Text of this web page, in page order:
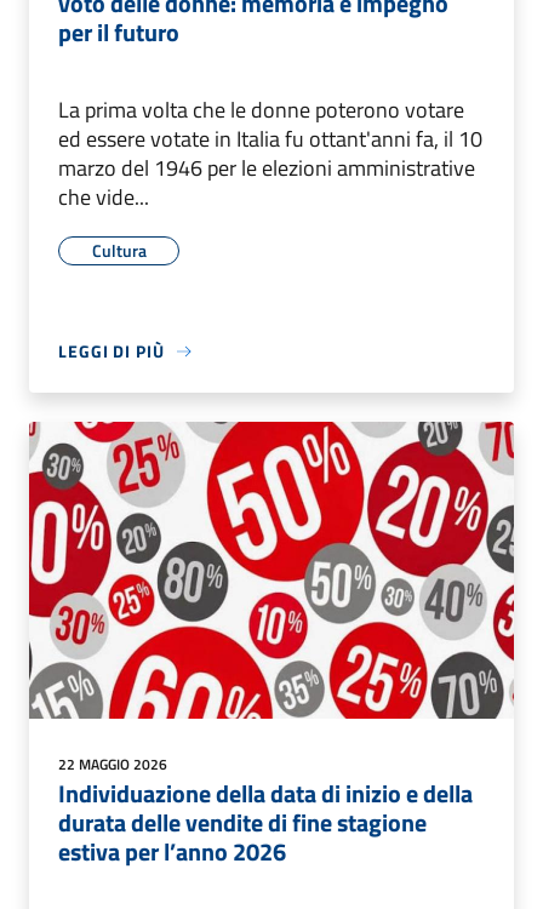
per il futuro
La prima volta che le donne poterono votare
ed essere votate in Italia fu ottant'anni fa, il 10
marzo del 1946 per le elezioni amministrative
che vide...
Cultura
LEGGI DI PIÙ
22 MAGGIO 2026
Individuazione della data di inizio e della
durata delle vendite di fine stagione
estiva per l’anno 2026